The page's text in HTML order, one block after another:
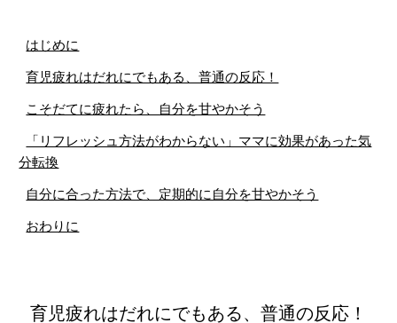
はじめに
育児疲れはだれにでもある、普通の反応！
こそだてに疲れたら、自分を甘やかそう
「リフレッシュ方法がわからない」ママに効果があった気
分転換
自分に合った方法で、定期的に自分を甘やかそう
おわりに
育児疲れはだれにでもある、普通の反応！